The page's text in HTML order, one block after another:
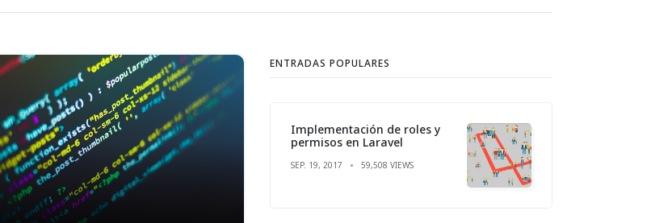
ENTRADAS POPULARES
Implementación de roles y
permisos en Laravel
SEP. 19, 2017 59,508 VIEWS